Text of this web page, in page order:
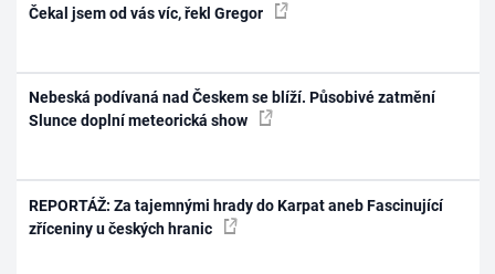
Čekal jsem od vás víc, řekl Gregor
Nebeská podívaná nad Českem se blíží. Působivé zatmění
Slunce doplní meteorická show
REPORTÁŽ: Za tajemnými hrady do Karpat aneb Fascinující
zříceniny u českých hranic